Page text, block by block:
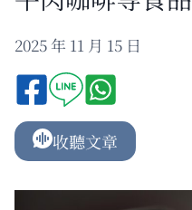
2025 年 11 月 15 日
收聽文章